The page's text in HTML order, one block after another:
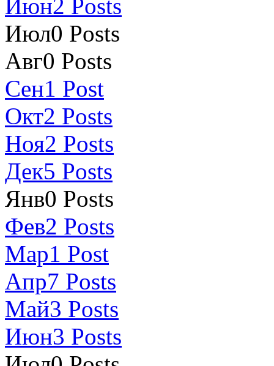
Июн2 Posts
Июл0 Posts
Авг0 Posts
Сен1 Post
Окт2 Posts
Ноя2 Posts
Дек5 Posts
Янв0 Posts
Фев2 Posts
Мар1 Post
Апр7 Posts
Май3 Posts
Июн3 Posts